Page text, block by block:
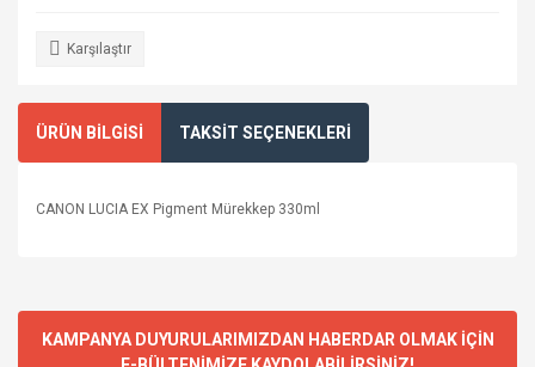
Karşılaştır
ÜRÜN BİLGİSİ TAKSİT SEÇENEKLERİ
CANON LUCIA EX Pigment Mürekkep 330ml
KAMPANYA DUYURULARIMIZDAN HABERDAR OLMAK İÇİN